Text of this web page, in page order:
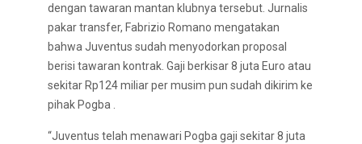
dengan tawaran mantan klubnya tersebut. Jurnalis
pakar transfer, Fabrizio Romano mengatakan
bahwa Juventus sudah menyodorkan proposal
berisi tawaran kontrak. Gaji berkisar 8 juta Euro atau
sekitar Rp124 miliar per musim pun sudah dikirim ke
pihak Pogba .
“Juventus telah menawari Pogba gaji sekitar 8 juta